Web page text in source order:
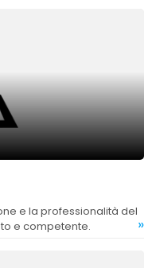
e competente.
»